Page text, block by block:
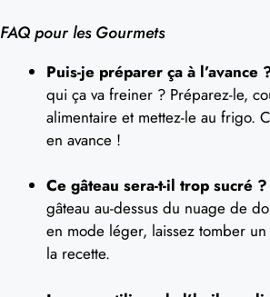
FAQ pour les Gourmets
Puis-je préparer ça à l’avance
qui ça va freiner ? Préparez-le,
alimentaire et mettez-le au frigo.
en avance !
Ce gâteau sera-t-il trop sucré ?
gâteau au-dessus du nuage de
en mode léger, laissez tomber
la recette.